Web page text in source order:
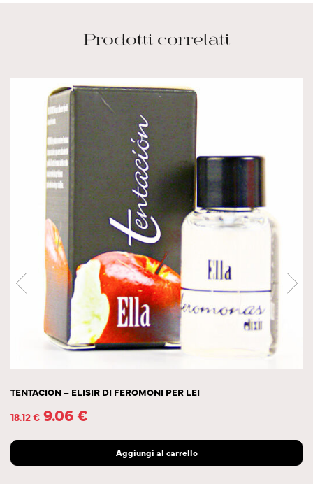
Prodotti correlati
TENTACION – ELISIR DI FEROMONI PER LEI
18.12€ 9.06€
Aggiungi al carrello